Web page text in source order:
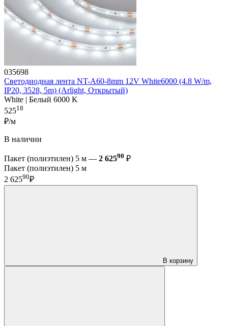
035698
Светодиодная лента NT-A60-8mm 12V White6000 (4.8 W/m,
IP20, 3528, 5m) (Arlight, Открытый)
White | Белый 6000 K
52518
₽/м
В наличии
Пакет (полиэтилен) 5 м — 2 62590 ₽
Пакет (полиэтилен) 5 м
2 62590₽
В корзину